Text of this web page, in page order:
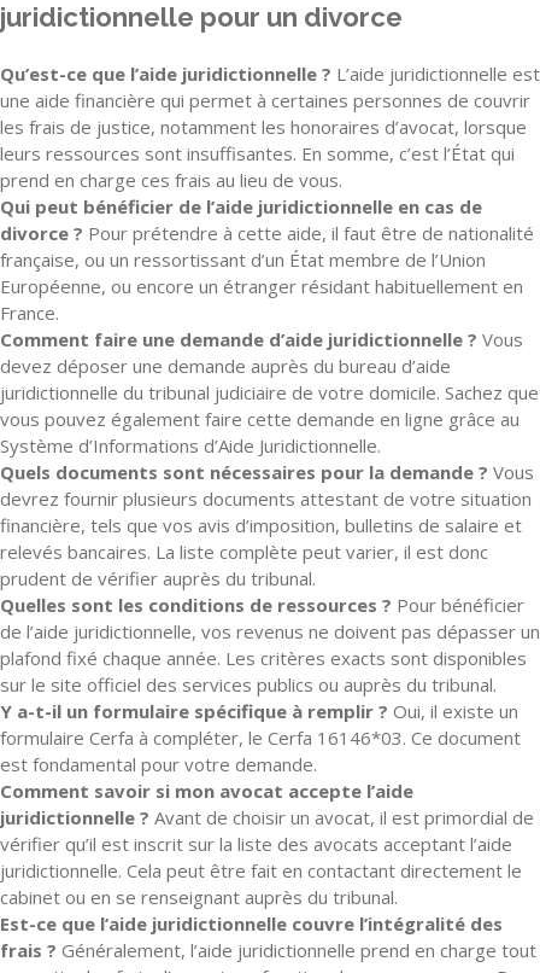
juridictionnelle pour un divorce
Qu’est-ce que l’aide juridictionnelle ? L’aide juridictionnelle est
une aide financière qui permet à certaines personnes de couvrir
les frais de justice, notamment les honoraires d’avocat, lorsque
leurs ressources sont insuffisantes. En somme, c’est l’État qui
prend en charge ces frais au lieu de vous.
Qui peut bénéficier de l’aide juridictionnelle en cas de
divorce ? Pour prétendre à cette aide, il faut être de nationalité
française, ou un ressortissant d’un État membre de l’Union
Européenne, ou encore un étranger résidant habituellement en
France.
Comment faire une demande d’aide juridictionnelle ? Vous
devez déposer une demande auprès du bureau d’aide
juridictionnelle du tribunal judiciaire de votre domicile. Sachez que
vous pouvez également faire cette demande en ligne grâce au
Système d’Informations d’Aide Juridictionnelle.
Quels documents sont nécessaires pour la demande ? Vous
devrez fournir plusieurs documents attestant de votre situation
financière, tels que vos avis d’imposition, bulletins de salaire et
relevés bancaires. La liste complète peut varier, il est donc
prudent de vérifier auprès du tribunal.
Quelles sont les conditions de ressources ? Pour bénéficier
de l’aide juridictionnelle, vos revenus ne doivent pas dépasser un
plafond fixé chaque année. Les critères exacts sont disponibles
sur le site officiel des services publics ou auprès du tribunal.
Y a-t-il un formulaire spécifique à remplir ? Oui, il existe un
formulaire Cerfa à compléter, le Cerfa 16146*03. Ce document
est fondamental pour votre demande.
Comment savoir si mon avocat accepte l’aide
juridictionnelle ? Avant de choisir un avocat, il est primordial de
vérifier qu’il est inscrit sur la liste des avocats acceptant l’aide
juridictionnelle. Cela peut être fait en contactant directement le
cabinet ou en se renseignant auprès du tribunal.
Est-ce que l’aide juridictionnelle couvre l’intégralité des
frais ? Généralement, l’aide juridictionnelle prend en charge tout